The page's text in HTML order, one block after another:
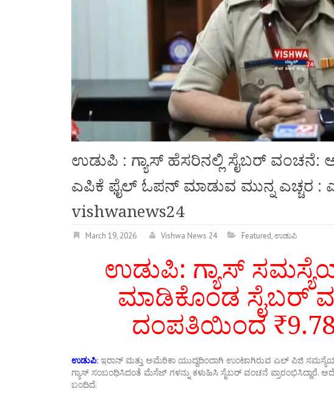
ಉಡುಪಿ : ಗ್ಯಾಸ್ ಹೆಸರಿನಲ್ಲಿ ಸೈಬರ್
ಎಪಿಕೆ ಫೈಲ್‌ ಓಪನ್ ಮಾಡುವ ಮುನ್ನ ಎಚ್ಚರ :
vishwanews24
March 19, 2026 Vishwa News 24 Featured,ಉಡುಪಿ
ಉಡುಪಿ: ಗ್ಯಾಸ್
ಮಾಡಿಕೊಂಡ ಸೈಬರ್
ದಂಪತಿಯಿಂದ
ಉಡುಪಿ: ಇರಾನ್ ಮತ್ತು ಅಮೆರಿಕಾ ಯುದ್ದದಿಂದಾಗಿ ಉಂಟಾಗಿರುವ ಎಲ್ ಪಿಜಿ
ಗ್ಯಾಸ್ ಸಂಬಂಧಿಸಿದಂತೆ ಮೆಸೆಜ್ ಗಳನ್ನು ಕಳುಹಿಸಿ ಸೈಬರ್ ವಂಚನೆ ಪ್ರಾರಂಭಿಸಿದ್ದಾರೆ.
ಬಂದಿದೆ.